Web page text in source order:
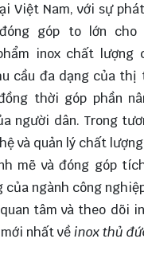
Việt Nam, với sự
góp to lớn
inox chất lượng
cầu đa dạng của thị
thời góp phần
người dân. Trong
và quản lý chất
mẽ và đóng góp
ngành công
tâm và theo dõi
nhất vềinox thủ